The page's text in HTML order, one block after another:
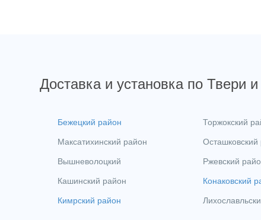
Доставка и установка по Твери
Бежецкий район
Максатихинский район
Вышневолоцкий
Кашинский район
Кимрский район
Торжокский
Осташковский
Ржевский
Конаковский